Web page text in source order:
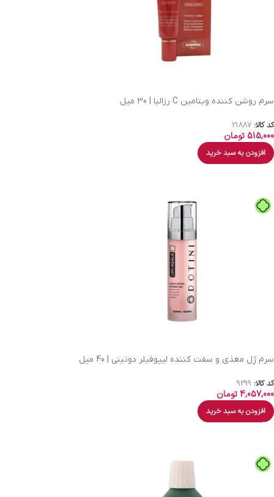
سرم روشن کننده ویتامین C رزالیا | 30 میل
کد کالا: 21887
515,000 تومان
افزودن به سبد خرید
سرم ژل مغذی و سفت کننده لیپوفیلر دوتینی | 40 میل
کد کالا: 9299
4,057,000تومان
افزودن به سبد خرید